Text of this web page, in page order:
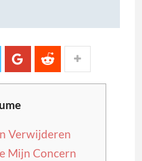
Verwijderen
Mijn Concern